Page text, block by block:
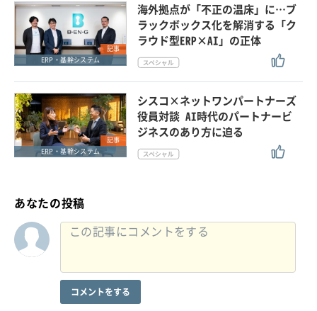
記事
ERP・基幹システム
海外拠点が「不正の温床」に…ブ
ラックボックス化を解消する「ク
ラウド型ERP×AI」の正体
記事
ERP・基幹システム
シスコ×ネットワンパートナーズ
役員対談 AI時代のパートナービ
ジネスのあり方に迫る
あなたの投稿
コメントをする